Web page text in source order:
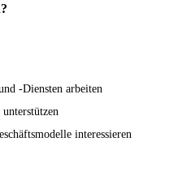
-Diensten arbeiten
interessieren